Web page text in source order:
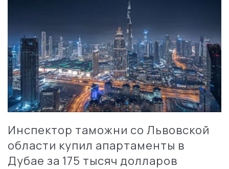
Инспектор таможни со Львовской
области купил апартаменты в
Дубае за 175 тысяч долларов